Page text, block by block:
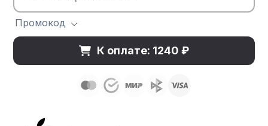
Промокод
К оплате: 1240 ₽